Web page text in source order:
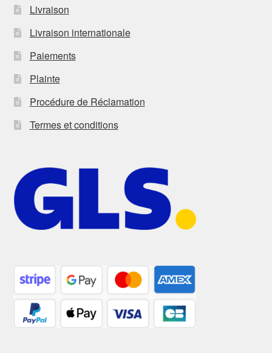
Livraison
Livraison internationale
Paiements
Plainte
Procédure de Réclamation
Termes et conditions